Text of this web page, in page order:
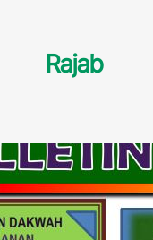
Rajab